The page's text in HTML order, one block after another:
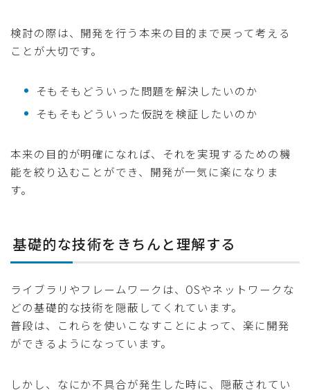
検討の際は、開発を行う本来の目的まで戻って考える
ことが大切です。
そもそもどういった問題を解決したいのか
そもそもどういった仮説を検証したいのか
本来の目的が明確になれば、それを実現するための機
能を絞り込むことができ、開発が一気に楽になりま
す。
基礎的な技術をきちんと理解する
ライブラリやフレームワークは、OSやネットワークな
どの基礎的な技術を隠蔽してくれています。
普段は、これらを使いこなすことによって、楽に開発
ができるようになっています。
しかし、なにか不具合が発生した時に、隠蔽されてい